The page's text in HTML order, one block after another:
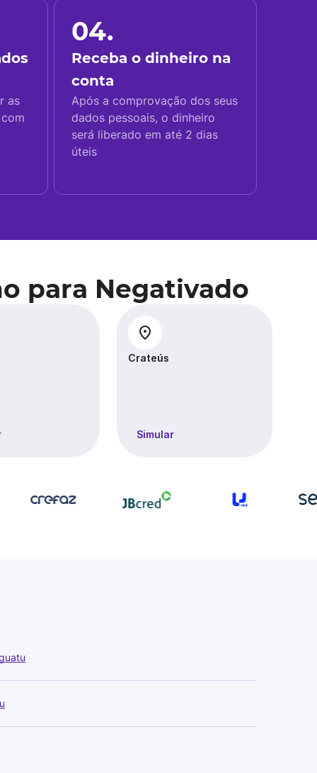
as
04.
Receba o dinheiro na
conta
Após a comprovação dos seus
dados pessoais, o dinheiro
será liberado em até 2 dias
úteis
para Negativado
Crateús
Simular